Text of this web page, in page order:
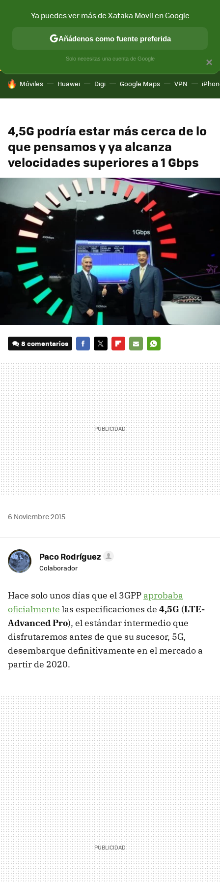
CONECTIVIDAD MÓVIL Y SOCIEDAD APLICACIONES
HOY SE HABLA DE
Móviles Huawei Digi Google Maps VPN
4,5G podría estar más cerca de lo
que pensamos y ya alcanza
velocidades superiores a 1 Gbps
8 comentarios
MAIL
6 Noviembre 2015
Paco Rodríguez
Colaborador
Hace solo unos días que el 3GPP aprobaba
oficialmente las especificaciones de 4,5G (LTE-
Advanced Pro), el estándar intermedio que
disfrutaremos antes de que su sucesor, 5G,
desembarque definitivamente en el mercado a
partir de 2020.
×
Ya puedes ver más de Xataka Movil en Google
Añádenos como fuente preferida
Solo necesitas una cuenta de Google